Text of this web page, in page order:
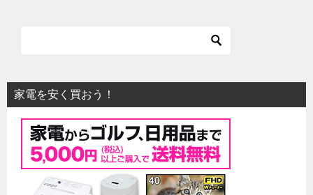
家電を安く買おう！